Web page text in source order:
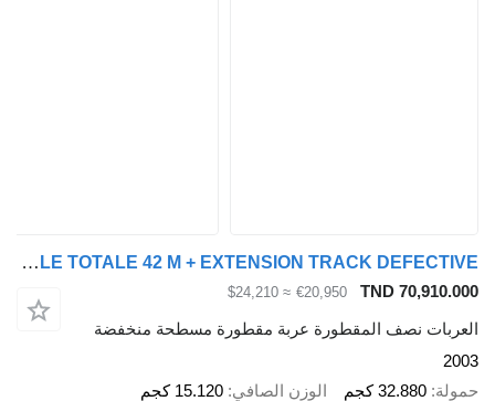
Broshuis 3 X EXTENDABLE TOTALE 42 M + EXTENSION TRACK DEFECTIVE
TND 70,910.000
€20,950
≈ $24,210
العربات نصف المقطورة عربة مقطورة مسطحة منخفضة
2003
حمولة 32.880 كجم الوزن الصافي 15.120 كجم